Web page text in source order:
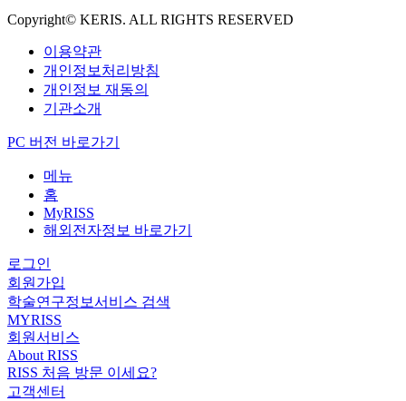
Copyright© KERIS. ALL RIGHTS RESERVED
이용약관
개인정보처리방침
개인정보 재동의
기관소개
PC 버전 바로가기
메뉴
홈
MyRISS
해외전자정보 바로가기
로그인
회원가입
학술연구정보서비스 검색
MYRISS
회원서비스
About RISS
RISS 처음 방문 이세요?
고객센터